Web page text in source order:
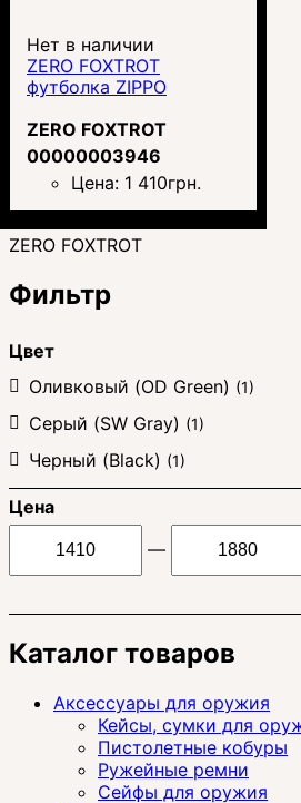
Нет в наличии
ZERO FOXTROT
футболка ZIPPO
ZERO FOXTROT
00000003946
Цена: 1 410грн.
ZERO FOXTROT
Фильтр
Цвет
Оливковый (OD Green) (1)
Серый (SW Gray) (1)
Черный (Black) (1)
Цена
—
Каталог товаров
Аксессуары для оружия
Кейсы, сумки для
Пистолетные кобуры
Ружейные ремни
Сейфы для оружия